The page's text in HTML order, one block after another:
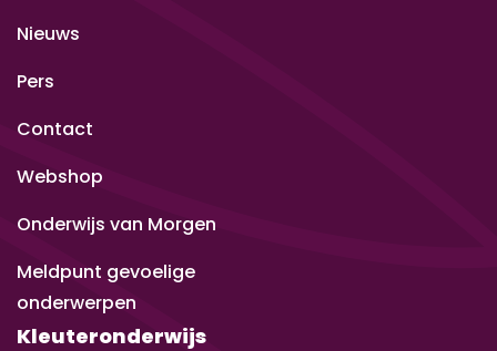
Nieuws
Pers
Contact
Webshop
Onderwijs van Morgen
Meldpunt gevoelige
onderwerpen
Kleuteronderwijs